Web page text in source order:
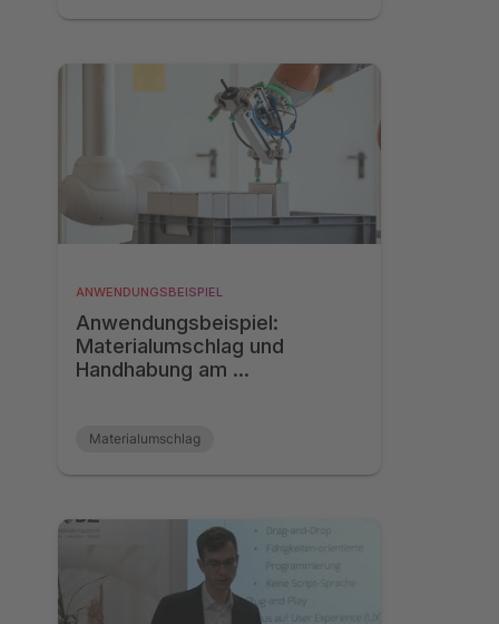
ANWENDUNGSBEISPIEL
Anwendungsbeispiel:
Materialumschlag und
Handhabung am ...
Materialumschlag